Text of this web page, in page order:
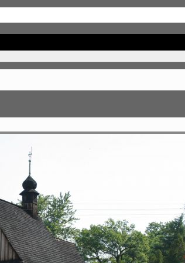
Jump to navigation